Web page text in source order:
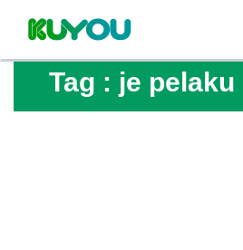
Tag : je pelaku